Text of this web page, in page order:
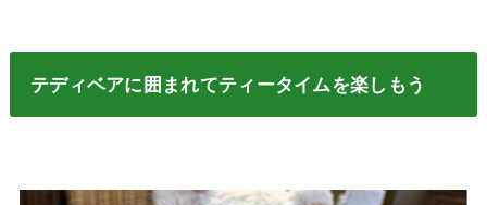
テディベアに囲まれてティータイムを楽しもう